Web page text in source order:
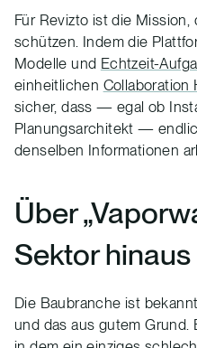
Für Revizto ist die
schützen. Indem die
Modelle und Echtzeit-
einheitlichen Collaboration
sicher, dass — egal ob
Planungsarchitekt —
denselben Informationen
Über
Sektor hinaus
Die Baubranche ist
und das aus gutem Grund.